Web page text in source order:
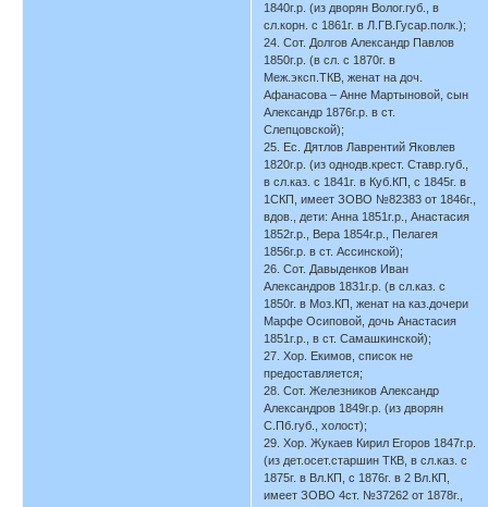
1840г.р. (из дворян Волог.губ., в
сл.корн. с 1861г. в Л.ГВ.Гусар.полк.);
24. Сот. Долгов Александр Павлов
1850г.р. (в сл. с 1870г. в
Меж.эксп.ТКВ, женат на доч.
Афанасова – Анне Мартыновой, сын
Александр 1876г.р. в ст.
Слепцовской);
25. Ес. Дятлов Лаврентий Яковлев
1820г.р. (из однодв.крест. Ставр.губ.,
в сл.каз. с 1841г. в Куб.КП, с 1845г. в
1СКП, имеет ЗОВО №82383 от 1846г.,
вдов., дети: Анна 1851г.р., Анастасия
1852г.р., Вера 1854г.р., Пелагея
1856г.р. в ст. Ассинской);
26. Сот. Давыденков Иван
Александров 1831г.р. (в сл.каз. с
1850г. в Моз.КП, женат на каз.дочери
Марфе Осиповой, дочь Анастасия
1851г.р., в ст. Самашкинской);
27. Хор. Екимов, список не
предоставляется;
28. Сот. Железников Александр
Александров 1849г.р. (из дворян
С.Пб.губ., холост);
29. Хор. Жукаев Кирил Егоров 1847г.р.
(из дет.осет.старшин ТКВ, в сл.каз. с
1875г. в Вл.КП, с 1876г. в 2 Вл.КП,
имеет ЗОВО 4ст. №37262 от 1878г.,